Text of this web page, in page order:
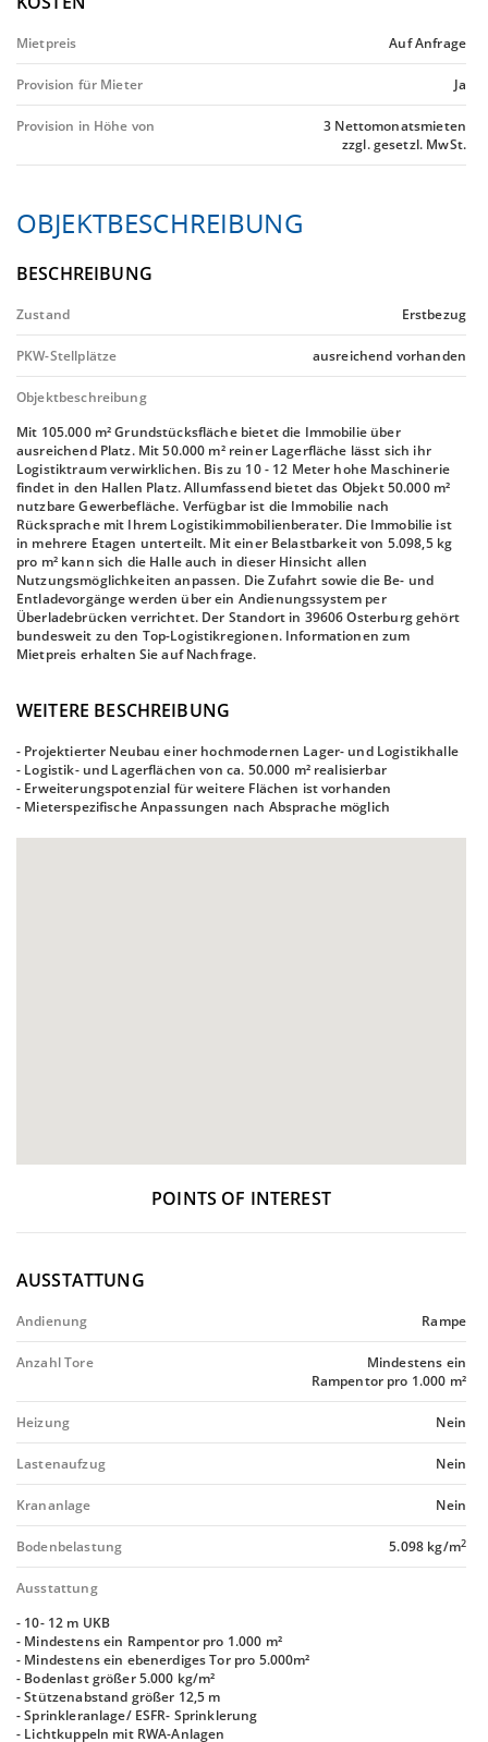
Mietpreis Auf Anfrage
Provision für Mieter Ja
Provision in Höhe von
3 Nettomonatsmieten
zzgl. gesetzl. MwSt.
OBJEKTBESCHREIBUNG
BESCHREIBUNG
Zustand Erstbezug
PKW-Stellplätze ausreichend vorhanden
Objektbeschreibung
Mit 105.000 m² Grundstücksfläche bietet die Immobilie über
ausreichend Platz. Mit 50.000 m² reiner Lagerfläche lässt sich ihr
Logistiktraum verwirklichen. Bis zu 10 - 12 Meter hohe Maschinerie
findet in den Hallen Platz. Allumfassend bietet das Objekt 50.000 m²
nutzbare Gewerbefläche. Verfügbar ist die Immobilie nach
Rücksprache mit Ihrem Logistikimmobilienberater. Die Immobilie ist
in mehrere Etagen unterteilt. Mit einer Belastbarkeit von 5.098,5 kg
pro m² kann sich die Halle auch in dieser Hinsicht allen
Nutzungsmöglichkeiten anpassen. Die Zufahrt sowie die Be- und
Entladevorgänge werden über ein Andienungssystem per
Überladebrücken verrichtet. Der Standort in 39606 Osterburg gehört
bundesweit zu den Top-Logistikregionen. Informationen zum
Mietpreis erhalten Sie auf Nachfrage.
WEITERE BESCHREIBUNG
- Projektierter Neubau einer hochmodernen Lager- und Logistikhalle
- Logistik- und Lagerflächen von ca. 50.000 m² realisierbar
- Erweiterungspotenzial für weitere Flächen ist vorhanden
- Mieterspezifische Anpassungen nach Absprache möglich
POINTS OF INTEREST
AUSSTATTUNG
Andienung Rampe
Anzahl Tore
Mindestens ein
Rampentor pro 1.000 m²
Heizung Nein
Lastenaufzug Nein
Krananlage Nein
Bodenbelastung 5.098 kg/m2
Ausstattung
- 10- 12 m UKB
- Mindestens ein Rampentor pro 1.000 m²
- Mindestens ein ebenerdiges Tor pro 5.000m²
- Bodenlast größer 5.000 kg/m²
- Stützenabstand größer 12,5 m
- Sprinkleranlage/ ESFR- Sprinklerung
- Lichtkuppeln mit RWA-Anlagen